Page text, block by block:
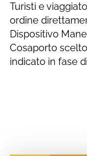
Turisti e
ordine
Dispositivo
Cosaporto scelto
indicato in fase